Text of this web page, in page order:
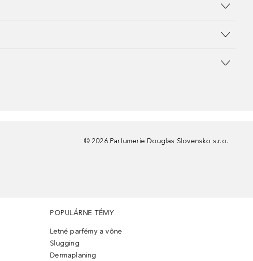
© 2026 Parfumerie Douglas Slovensko s.r.o.
POPULÁRNE TÉMY
Letné parfémy a vône
Slugging
Dermaplaning